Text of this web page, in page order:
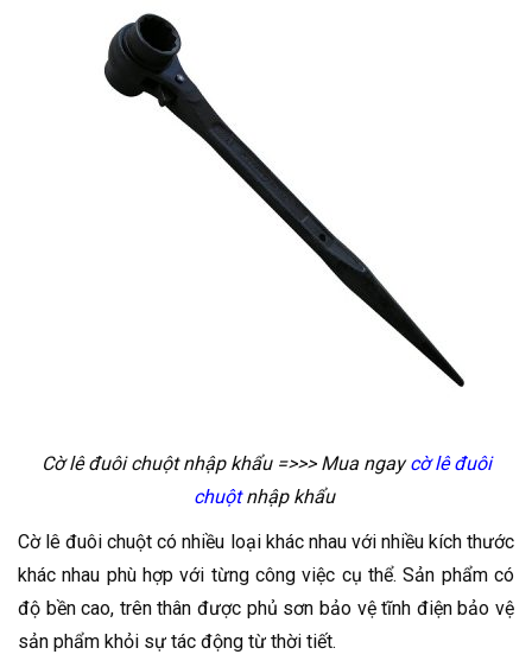
Cờ lê đuôi chuột nhập khẩu =>>> Mua ngaycờ lê đuôi
chuộtnhập khẩu
Cờ lê đuôi chuột có nhiều loại khác nhau với nhiều kích thước
khác nhau phù hợp với từng công việc cụ thể. Sản phẩm có
độ bền cao, trên thân được phủ sơn bảo vệ tĩnh điện bảo vệ
sản phẩm khỏi sự tác động từ thời tiết.